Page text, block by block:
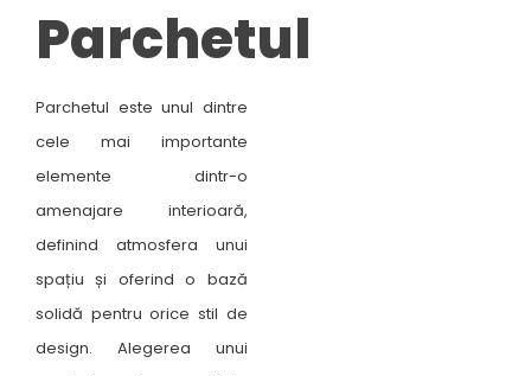
Parchetul
Parchetul este unul dintre
cele mai importante
elemente dintr-o
amenajare interioară,
definind atmosfera unui
spațiu și oferind o bază
solidă pentru orice stil de
design. Alegerea unui